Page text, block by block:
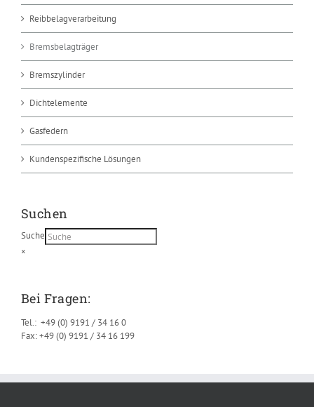
Reibbelagverarbeitung
Bremsbelagträger
Bremszylinder
Dichtelemente
Gasfedern
Kundenspezifische Lösungen
Suchen
Suche
×
Bei Fragen:
Tel.: +49 (0) 9191 / 34 16 0
Fax: +49 (0) 9191 / 34 16 199